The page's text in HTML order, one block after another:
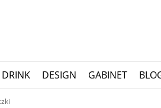
DRINK DESIGN GABINET
KOLEKCJONERSKIE